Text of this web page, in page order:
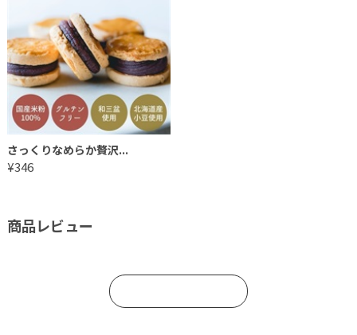
さっくりなめらか贅沢...
¥346
商品レビュー